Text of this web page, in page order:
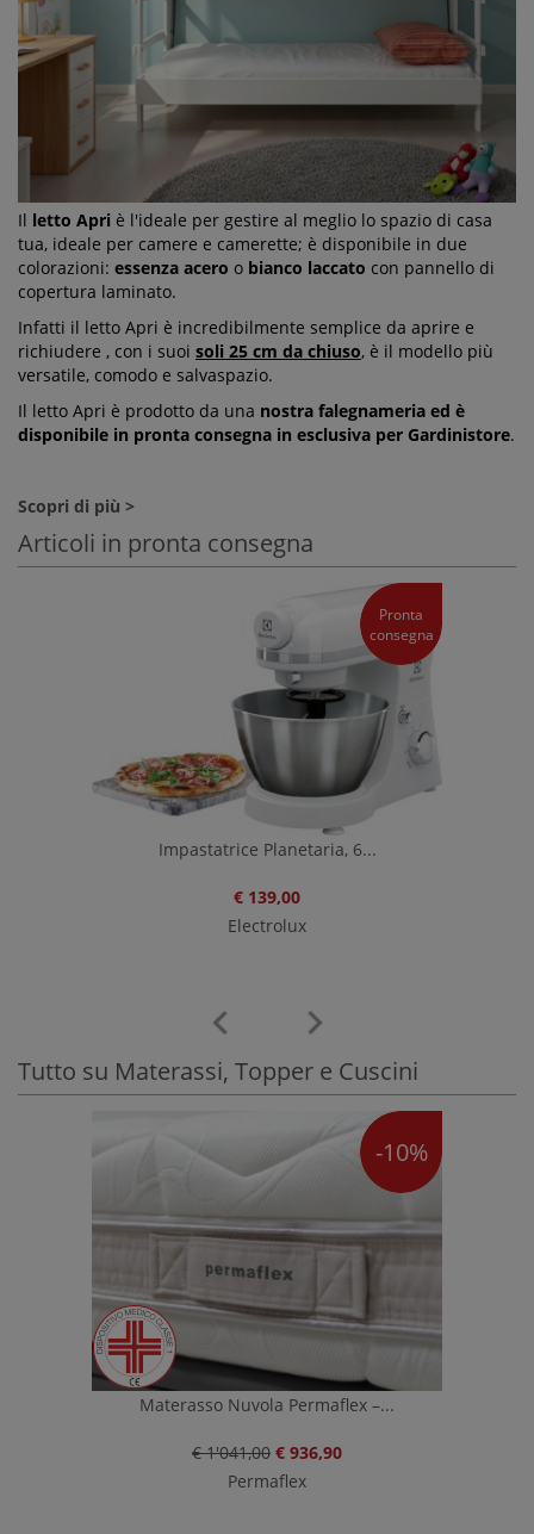
Il letto Apri è l'ideale per gestire al meglio lo spazio di casa
tua, ideale per camere e camerette; è disponibile in due
colorazioni: essenza acero o bianco laccato con pannello di
copertura laminato.
Infatti il letto Apri è incredibilmente semplice da aprire e
richiudere , con i suoi soli 25 cm da chiuso, è il modello più
versatile, comodo e salvaspazio.
Il letto Apri è prodotto da una nostra falegnameria ed è
disponibile in pronta consegna in esclusiva per Gardinistore.
Scopri di più >
Articoli in pronta consegna
Pronta
consegna
Impastatrice Planetaria, 6...
€ 139,00
Electrolux
Tutto su Materassi, Topper e Cuscini
-10%
Materasso Nuvola Permaflex –...
€ 1'041,00 € 936,90
Permaflex